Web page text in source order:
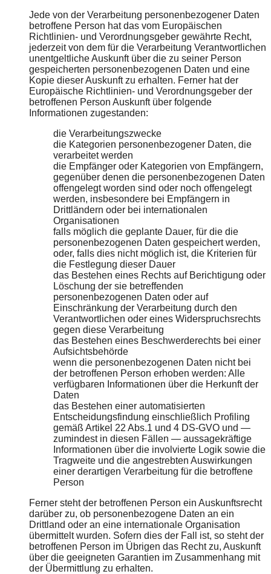
Jede von der Verarbeitung personenbezogener Daten
betroffene Person hat das vom Europäischen
Richtlinien- und Verordnungsgeber gewährte Recht,
jederzeit von dem für die Verarbeitung Verantwortlichen
unentgeltliche Auskunft über die zu seiner Person
gespeicherten personenbezogenen Daten und eine
Kopie dieser Auskunft zu erhalten. Ferner hat der
Europäische Richtlinien- und Verordnungsgeber der
betroffenen Person Auskunft über folgende
Informationen zugestanden:
die Verarbeitungszwecke
die Kategorien personenbezogener Daten, die
verarbeitet werden
die Empfänger oder Kategorien von Empfängern,
gegenüber denen die personenbezogenen Daten
offengelegt worden sind oder noch offengelegt
werden, insbesondere bei Empfängern in
Drittländern oder bei internationalen
Organisationen
falls möglich die geplante Dauer, für die die
personenbezogenen Daten gespeichert werden,
oder, falls dies nicht möglich ist, die Kriterien für
die Festlegung dieser Dauer
das Bestehen eines Rechts auf Berichtigung oder
Löschung der sie betreffenden
personenbezogenen Daten oder auf
Einschränkung der Verarbeitung durch den
Verantwortlichen oder eines Widerspruchsrechts
gegen diese Verarbeitung
das Bestehen eines Beschwerderechts bei einer
Aufsichtsbehörde
wenn die personenbezogenen Daten nicht bei
der betroffenen Person erhoben werden: Alle
verfügbaren Informationen über die Herkunft der
Daten
das Bestehen einer automatisierten
Entscheidungsfindung einschließlich Profiling
gemäß Artikel 22 Abs.1 und 4 DS-GVO und —
zumindest in diesen Fällen — aussagekräftige
Informationen über die involvierte Logik sowie die
Tragweite und die angestrebten Auswirkungen
einer derartigen Verarbeitung für die betroffene
Person
Ferner steht der betroffenen Person ein Auskunftsrecht
darüber zu, ob personenbezogene Daten an ein
Drittland oder an eine internationale Organisation
übermittelt wurden. Sofern dies der Fall ist, so steht der
betroffenen Person im Übrigen das Recht zu, Auskunft
über die geeigneten Garantien im Zusammenhang mit
der Übermittlung zu erhalten.